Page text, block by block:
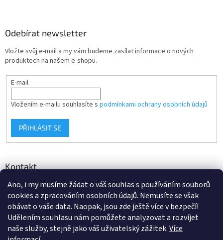
Ano, i my musíme žádat o váš souhlas s používáním souborů
cookies a zpracováním osobních údajů. Nemusíte se však
obávat o vaše data. Naopak, jsou zde ještě více v bezpečí!
Udělením souhlasu nám pomůžete analyzovat a rozvíjet
naše služby, stejně jako váš uživatelský zážitek.Více
Odebírat newsletter
Vložte svůj e-mail a my vám budeme zasílat informace o nových
produktech na našem e-shopu.
E-mail
Vložením e-mailu souhlasíte s podmínkami ochrany osobních údajů
PŘIHLÁSIT SE
Kontakt
info@d-klima.cz
+420 517 357 288